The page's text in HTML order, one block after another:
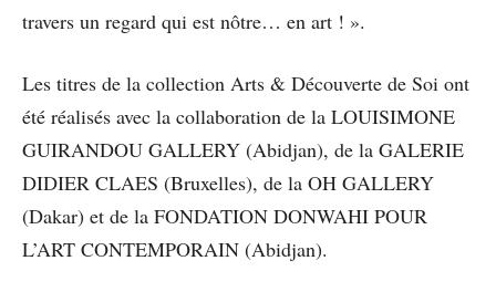
travers un regard qui est nôtre… en art ! ».
Les titres de la collection Arts & Découverte de Soi ont
été réalisés avec la collaboration de la LOUISIMONE
GUIRANDOU GALLERY (Abidjan), de la GALERIE
DIDIER CLAES (Bruxelles), de la OH GALLERY
(Dakar) et de la FONDATION DONWAHI POUR
L’ART CONTEMPORAIN (Abidjan).